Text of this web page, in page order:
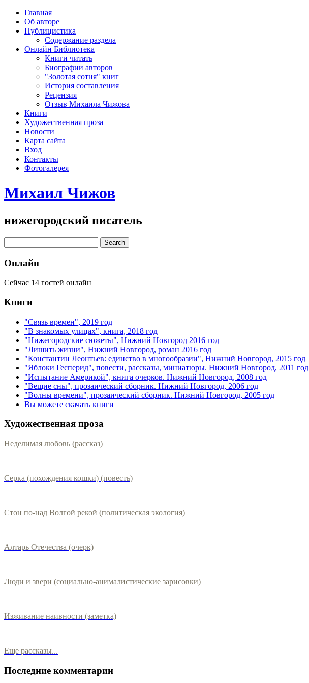
Главная
Об авторе
Публицистика
Содержание раздела
Онлайн Библиотека
Книги читать
Биографии авторов
"Золотая сотня" книг
История составления
Рецензия
Отзыв Михаила Чижова
Книги
Художественная проза
Новости
Карта сайта
Вход
Контакты
Фотогалерея
Михаил Чижов
нижегородский писатель
Онлайн
Сейчас 14 гостей онлайн
Книги
"Связь времен", 2019 год
"В знакомых улицах", книга, 2018 год
"Нижегородские сюжеты", Нижний Новгород 2016 год
"Лишить жизни", Нижний Новгород, роман 2016 год
"Константин Леонтьев: единство в многообразии", Нижний Новгород, 2015 год
"Яблоки Гесперид", повести, рассказы, миниатюры. Нижний Новгород, 2011 год
"Испытание Америкой", книга очерков. Нижний Новгород, 2008 год
"Вещие сны", прозаический сборник. Нижний Новгород, 2006 год
"Волны времени", прозаический сборник. Нижний Новгород, 2005 год
Вы можете скачать книги
Художественная проза
Неделимая любовь (рассказ)
Серка (похождения кошки) (повесть)
Стон по-над Волгой рекой (политическая экология)
Алтарь Отечества (очерк)
Люди и звери (социально-анималистические зарисовки)
Изживание наивности (заметка)
Еще рассказы...
Последние комментарии